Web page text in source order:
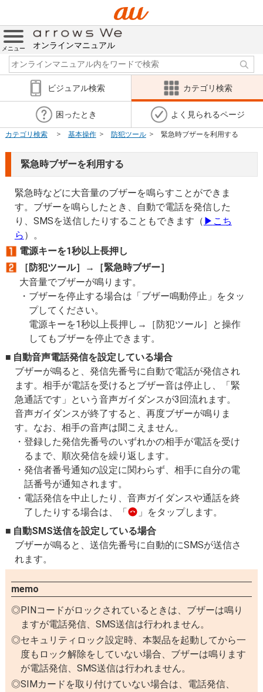
メニュー オンラインマニュアル
ビジュアル検索 カテゴリ検索
困ったとき よく見られるページ
カテゴリ検索 基本操作 防犯ツール 緊急時ブザーを利用する
緊急時ブザーを利用する
緊急時などに大音量のブザーを鳴らすことができま
す。ブザーを鳴らしたとき、自動で電話を発信した
り、SMSを送信したりすることもできます（ ▶ こち
ら ）。
電源キーを1秒以上長押し
［防犯ツール］→［緊急時ブザー］
大音量でブザーが鳴ります。
ブザーを停止する場合は「ブザー鳴動停止」をタッ
プしてください。
電源キーを1秒以上長押し→［防犯ツール］と操作
してもブザーを停止できます。
自動音声電話発信を設定している場合
ブザーが鳴ると、発信先番号に自動で電話が発信され
ます。相手が電話を受けるとブザー音は停止し、「緊
急通話です」という音声ガイダンスが3回流れます。
音声ガイダンスが終了すると、再度ブザーが鳴りま
す。なお、相手の音声は聞こえません。
登録した発信先番号のいずれかの相手が電話を受け
るまで、順次発信を繰り返します。
発信者番号通知の設定に関わらず、相手に自分の電
話番号が通知されます。
電話発信を中止したり、音声ガイダンスや通話を終
了したりする場合は、「
」をタップします。
自動SMS送信を設定している場合
ブザーが鳴ると、送信先番号に自動的にSMSが送信さ
れます。
memo
PINコードがロックされているときは、ブザーは鳴り
ますが電話発信、SMS送信は行われません。
セキュリティロック設定時、本製品を起動してから一
度もロック解除をしていない場合、ブザーは鳴ります
が電話発信、SMS送信は行われません。
SIMカードを取り付けていない場合は、電話発信、